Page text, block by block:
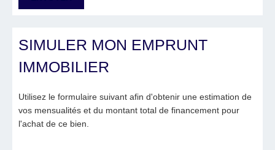
SIMULER MON EMPRUNT
IMMOBILIER
Utilisez le formulaire suivant afin d'obtenir une estimation de
vos mensualités et du montant total de financement pour
l'achat de ce bien.